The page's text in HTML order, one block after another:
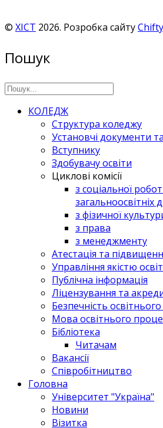
© ХІСТ 2026. Розробка сайтуChifty
Пошук
КОЛЕДЖ
Структура коледжу
Установчі документи
Вступнику
Здобувачу освіти
Циклові комісії
з соціальної
загальноосвітніх
з фізичної
з права
з менеджменту
Атестація та
Управління якістю
Публічна інформація
Ліцензування та
Безпечність
Мова освітнього
Бібліотека
Читачам
Вакансії
Співробітництво
Головна
Університет "Україна"
Новини
Візитка